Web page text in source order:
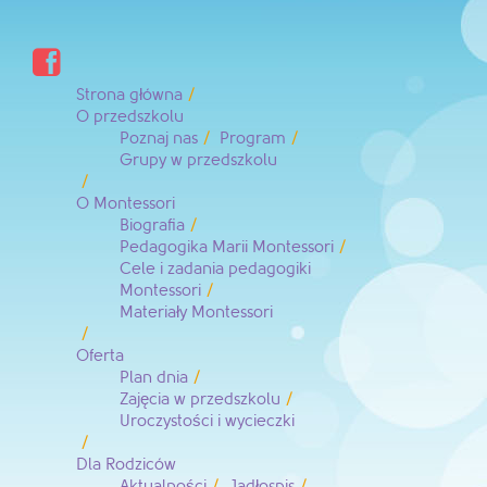

Strona główna
O przedszkolu
Poznaj nas
Program
Grupy w przedszkolu
O Montessori
Biografia
Pedagogika Marii Montessori
Cele i zadania pedagogiki
Montessori
Materiały Montessori
Oferta
Plan dnia
Zajęcia w przedszkolu
Uroczystości i wycieczki
Dla Rodziców